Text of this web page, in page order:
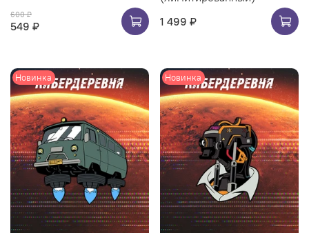
600 ₽
549 ₽
1 499 ₽
Новинка Новинка